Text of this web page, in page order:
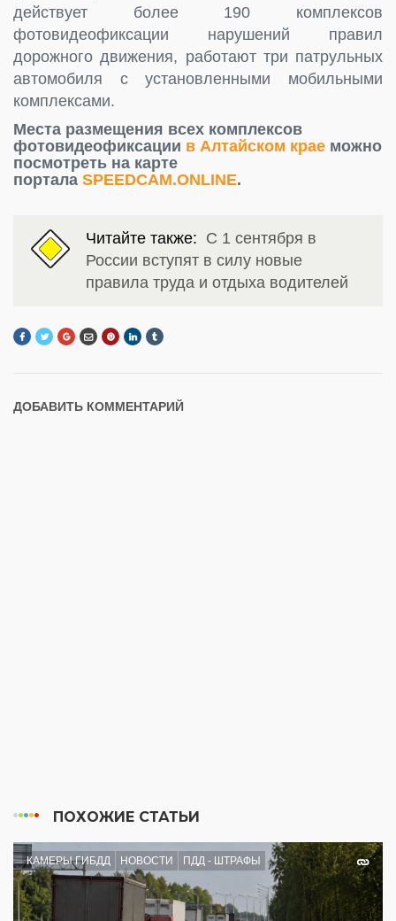
действует более 190 комплексов
фотовидеофиксации нарушений правил
дорожного движения, работают три патрульных
автомобиля с установленными мобильными
комплексами.
Места размещения всех комплексов
фотовидеофиксации в Алтайском крае можно
посмотреть на карте
портала SPEEDCAM.ONLINE.
Читайте также: С 1 сентября в
России вступят в силу новые
правила труда и отдыха водителей
ДОБАВИТЬ КОММЕНТАРИЙ
ПОХОЖИЕ СТАТЬИ
КАМЕРЫ ГИБДД НОВОСТИ ПДД - ШТРАФЫ